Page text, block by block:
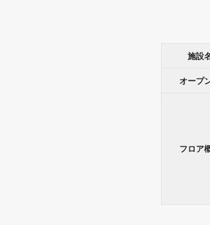
施設
オープ
フロア